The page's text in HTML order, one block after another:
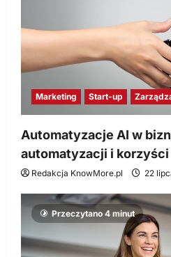
Marketing Start-up
Automatyzacje AI w
automatyzacji i
Redakcja KnowMore.pl 22
Przeczytano 4 minut